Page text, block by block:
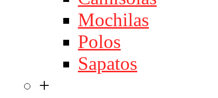
Mochilas
Polos
Sapatos
+